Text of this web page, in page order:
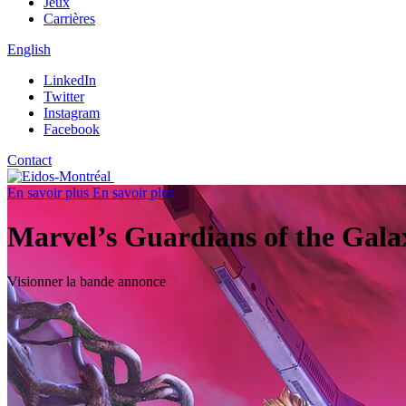
Carrières
English
LinkedIn
Twitter
Instagram
Facebook
Contact
En savoir plus En savoir plus
Marvel’s Guardians of the
Visionner la bande annonce